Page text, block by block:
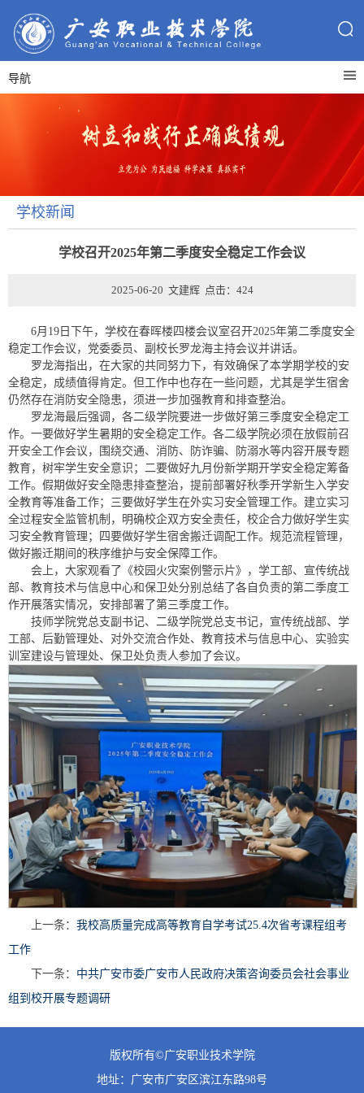
导航
学校新闻
学校召开2025年第二季度安全稳定工作会议
2025-06-20 文建辉 点击： 424
6月19日下午，学校在春晖楼四楼会议室召开2025年第二季度安全
稳定工作会议，党委委员、副校长罗龙海主持会议并讲话。
罗龙海指出，在大家的共同努力下，有效确保了本学期学校的安
全稳定，成绩值得肯定。但工作中也存在一些问题，尤其是学生宿舍
仍然存在消防安全隐患，须进一步加强教育和排查整治。
罗龙海最后强调，各二级学院要进一步做好第三季度安全稳定工
作。一要做好学生暑期的安全稳定工作。各二级学院必须在放假前召
开安全工作会议，围绕交通、消防、防诈骗、防溺水等内容开展专题
教育，树牢学生安全意识；二要做好九月份新学期开学安全稳定筹备
工作。假期做好安全隐患排查整治，提前部署好秋季开学新生入学安
全教育等准备工作；三要做好学生在外实习安全管理工作。建立实习
全过程安全监管机制，明确校企双方安全责任，校企合力做好学生实
习安全教育管理；四要做好学生宿舍搬迁调配工作。规范流程管理，
做好搬迁期间的秩序维护与安全保障工作。
会上，大家观看了《校园火灾案例警示片》，学工部、宣传统战
部、教育技术与信息中心和保卫处分别总结了各自负责的第二季度工
作开展落实情况，安排部署了第三季度工作。
技师学院党总支副书记、二级学院党总支书记，宣传统战部、学
工部、后勤管理处、对外交流合作处、教育技术与信息中心、实验实
训室建设与管理处、保卫处负责人参加了会议。
上一条： 我校高质量完成高等教育自学考试25.4次省考课程组考
工作
下一条： 中共广安市委广安市人民政府决策咨询委员会社会事业
组到校开展专题调研
版权所有©广安职业技术学院
地址：广安市广安区滨江东路98号